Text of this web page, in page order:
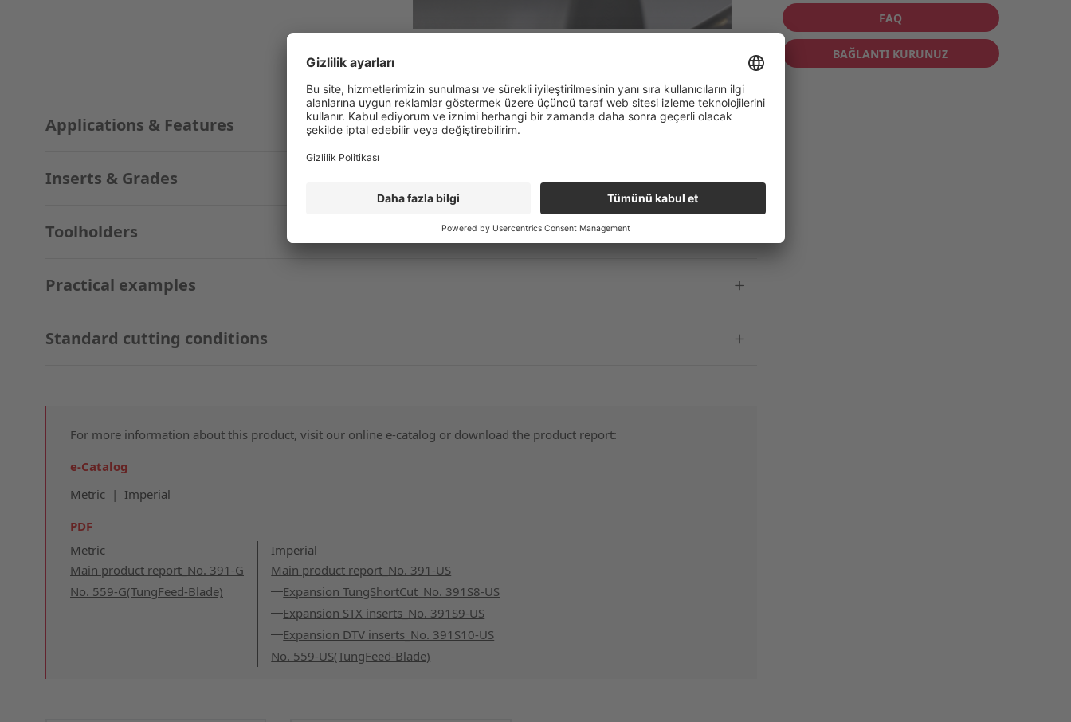
Applications & Features
Inserts & Grades
Toolholders
Practical examples
Standard cutting conditions
For more information about this product, visit our online e-catalog or download the product report:
e-Catalog
Metric | Imperial
PDF
Metric
Main product report_No. 391-G
No. 559-G(TungFeed-Blade)
Imperial
Main product report_No. 391-US
Expansion TungShortCut_No. 391S8-US
Expansion STX inserts_No. 391S9-US
Expansion DTV inserts_No. 391S10-US
No. 559-US(TungFeed-Blade)
FAQ
BAĞLANTI KURUNUZ